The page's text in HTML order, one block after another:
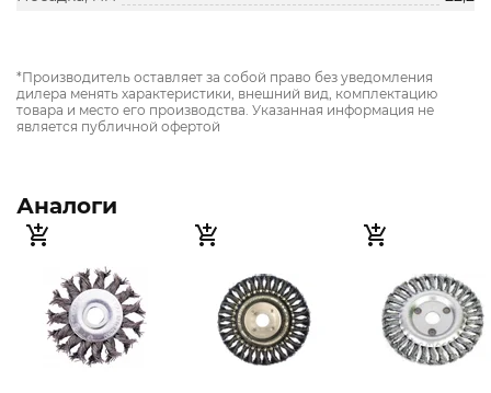
*Производитель оставляет за собой право без уведомления
дилера менять характеристики, внешний вид, комплектацию
товара и место его производства. Указанная информация не
является публичной офертой
Аналоги